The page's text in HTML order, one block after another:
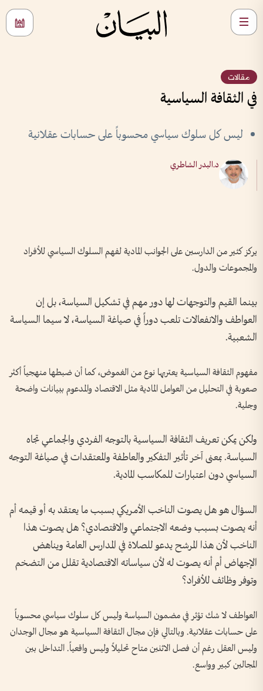
مقالات
في الثقافة السياسية
ليس كل سلوك سياسي محسوباً على حسابات عقلانية
د.البدر الشاطري
يركز كثير من الدارسين على الجوانب المادية لفهم السلوك السياسي للأفراد
والمجموعات والدول.
بينما القيم والتوجهات لها دور مهم في تشكيل السياسة، بل إن
العواطف والانفعالات تلعب دوراً في صياغة السياسة، لا سيما السياسة
الشعبية.
مفهوم الثقافة السياسية يعتريها نوع من الغموض، كما أن ضبطها منهجياً أكثر
صعوبة في التحليل من العوامل المادية مثل الاقتصاد والمدعوم ببيانات واضحة
وجلية.
ولكن يمكن تعريف الثقافة السياسية بالتوجه الفردي والجماعي تجاه
السياسة. بمعنى آخر تأثير التفكير والعاطفة والمعتقدات في صياغة التوجه
السياسي دون اعتبارات للمكاسب المادية.
السؤال هو هل يصوت الناخب الأمريكي بسبب ما يعتقد به أو قيمه أم
أنه يصوت بسبب وضعه الاجتماعي والاقتصادي؟ هل يصوت هذا
الناخب لأن هذا المرشح يدعو للصلاة في المدارس العامة ويناهض
الإجهاض أم أنه يصوت له لأن سياساته الاقتصادية تقلل من التضخم
وتوفر وظائف للأفراد؟
العواطف لا شك تؤثر في مضمون السياسة وليس كل سلوك سياسي محسوباً
على حسابات عقلانية. وبالتالي فإن مجال الثقافة السياسية هو مجال الوجدان
وليس العقل رغم أن فصل الاثنين متاح تحليلاً وليس واقعياً. التداخل بين
المجالين كبير وواسع.